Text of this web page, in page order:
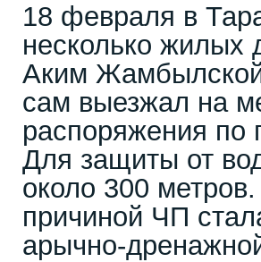
18 февраля в
несколько жилых
Аким
сам выезжал на
распоряжения по
Для защиты от
около 300
причиной ЧП
арычно-